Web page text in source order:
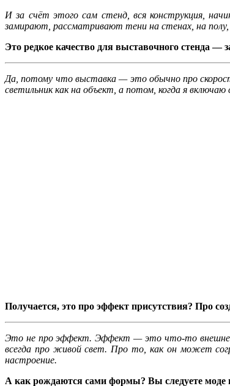
И за счёт этого сам стенд, вся конструкция,
замирают, рассматривают тени на стенах, на
Это редкое качество для выставочного стенда —
Да, потому что выставка — это обычно про
светильник как на объект, а потом, когда я
Получается, это про эффект присутствия? Про
Это не про эффект. Эффект — это что-то
всегда про живой свет. Про то, как он может
настроение.
А как рождаются сами формы? Вы следуете моде